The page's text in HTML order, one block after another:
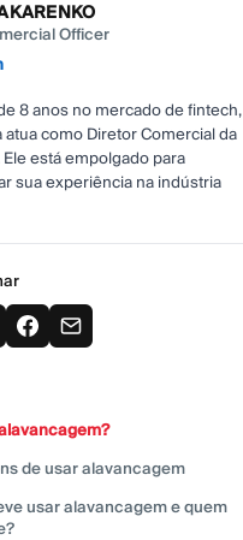
Officer
8 anos no mercado de fintech,
atua como Diretor Comercial da
está empolgado para
sua experiência na indústria
de usaralavancagem
usar alavancagem e quem